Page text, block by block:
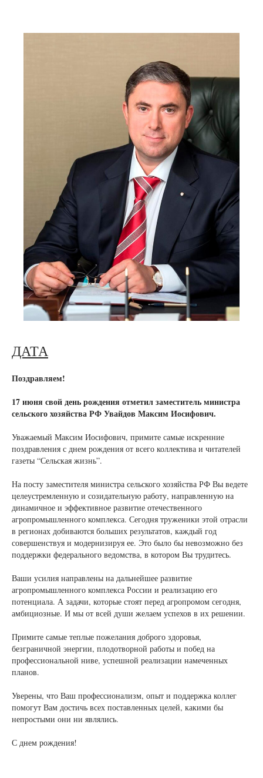
ДАТА
Поздравляем!
17 июня свой день рождения отметил заместитель министра
сельского хозяйства РФ Увайдов Максим Иосифович.
Уважаемый Максим Иосифович, примите самые искренние
поздравления с днем рождения от всего коллектива и читателей
газеты “Сельская жизнь”.
На посту заместителя министра сельского хозяйства РФ Вы ведете
целеустремленную и созидательную работу, направленную на
динамичное и эффективное развитие отечественного
агропромышленного комплекса. Сегодня труженики этой отрасли
в регионах добиваются больших результатов, каждый год
совершенствуя и модернизируя ее. Это было бы невозможно без
поддержки федерального ведомства, в котором Вы трудитесь.
Ваши усилия направлены на дальнейшее развитие
агропромышленного комплекса России и реализацию его
потенциала. А задачи, которые стоят перед агропромом сегодня,
амбициозные. И мы от всей души желаем успехов в их решении.
Примите самые теплые пожелания доброго здоровья,
безграничной энергии, плодотворной работы и побед на
профессиональной ниве, успешной реализации намеченных
планов.
Уверены, что Ваш профессионализм, опыт и поддержка коллег
помогут Вам достичь всех поставленных целей, какими бы
непростыми они ни являлись.
С днем рождения!